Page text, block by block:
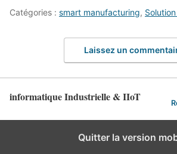
Catégories : smart manufacturing,
Laissez un
informatique Industrielle & IIoT
Quitter la version